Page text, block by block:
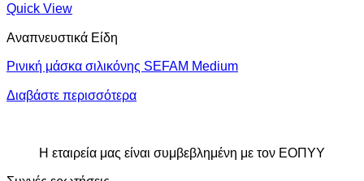
Quick View
Αναπνευστικά Είδη
Ρινική μάσκα σιλικόνης SEFAM Medium
Διαβάστε περισσότερα
Η εταιρεία μας είναι συμβεβλημένη με τον ΕΟΠΥΥ